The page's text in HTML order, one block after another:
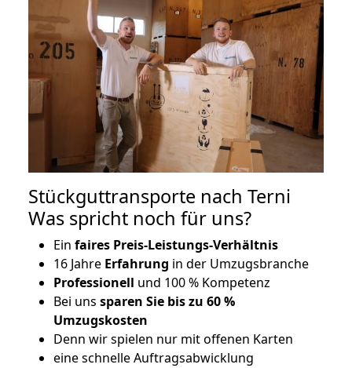
Stückguttransporte nach Terni
Was spricht noch für uns?
Ein faires Preis-Leistungs-Verhältnis
16 Jahre Erfahrung in der Umzugsbranche
Professionell und 100 % Kompetenz
Bei uns sparen Sie bis zu 60 %
Umzugskosten
Denn wir spielen nur mit offenen Karten
eine schnelle Auftragsabwicklung